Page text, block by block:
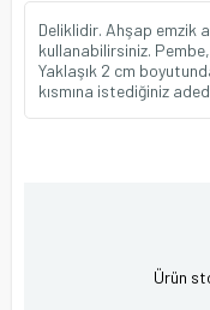
Deliklidir. Ahşap emzik
kullanabilirsiniz.
Yaklaşık 2 cm
kısmına istediğiniz
Ürün